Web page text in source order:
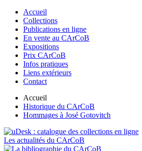
Accueil
Collections
Publications en ligne
En vente au CArCoB
Expositions
Prix CArCoB
Infos pratiques
Liens extérieurs
Contact
Accueil
Historique du CArCoB
Hommages à José Gotovitch
Les actualités du CArCoB